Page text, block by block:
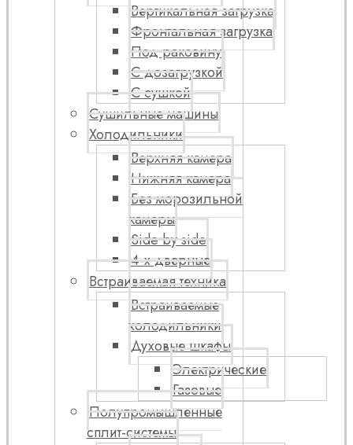
Вертикальная загрузка
Фронтальная загрузка
Под раковину
С дозагрузкой
С сушкой
Сушильные машины
Холодильники
Верхняя камера
Нижняя камера
Без морозильной
камеры
Side by side
4-х дверные
Встраиваемая техника
Встраиваемые
холодильники
Духовые шкафы
Электрические
Газовые
Полупромышленные
сплит-системы